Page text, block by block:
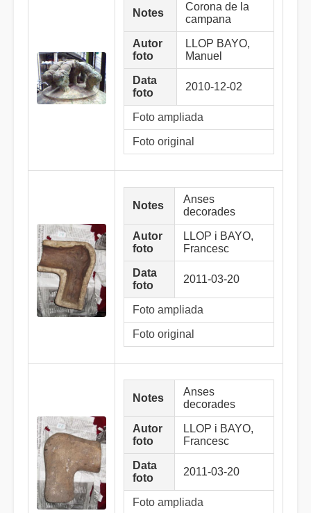
Notes
Corona de la
campana
Autor
foto
LLOP BAYO,
Manuel
Data
foto
2010-12-02
Foto ampliada
Foto original
Notes
Anses
decorades
Autor
foto
LLOP i BAYO,
Francesc
Data
foto
2011-03-20
Foto ampliada
Foto original
Notes
Anses
decorades
Autor
foto
LLOP i BAYO,
Francesc
Data
foto
2011-03-20
Foto ampliada